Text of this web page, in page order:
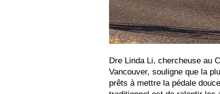
Dre Linda Li, chercheuse au
Vancouver, souligne que la
prêts à mettre la pédale